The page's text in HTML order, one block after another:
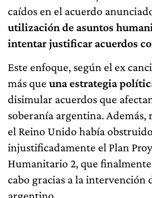
caídos en el acuerdo
utilización de asuntos
intentar justificar acuerdos
Este enfoque, según el ex
más que una estrategia
disimular acuerdos que
soberanía argentina. Además,
el Reino Unido había obstruido
injustificadamente el Plan
Humanitario 2, que
cabo gracias a la intervención
argentino.